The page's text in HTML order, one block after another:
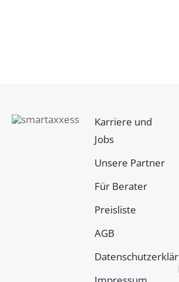
Karriere und
Jobs
Unsere Partner
Für Berater
Preisliste
AGB